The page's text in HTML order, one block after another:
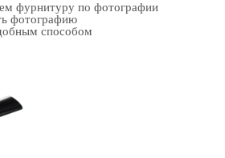
фурнитуру по фотографии
фотографию
способом